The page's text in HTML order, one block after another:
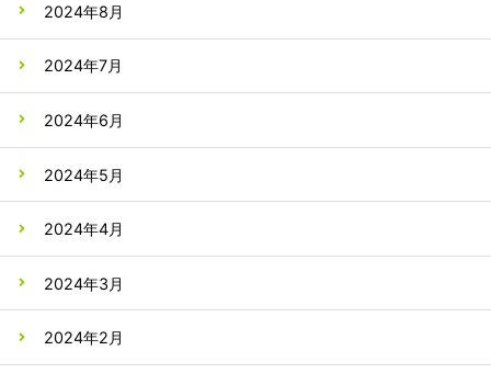
2024年8月
2024年7月
2024年6月
2024年5月
2024年4月
2024年3月
2024年2月